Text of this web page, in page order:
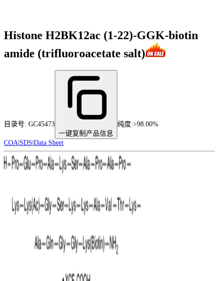
Histone H2BK12ac (1-22)-GGK-biotin
amide (trifluoroacetate salt)
目录号: GC45473
一键复制产品信息
纯度:>98.00%
COA SDS Data Sheet